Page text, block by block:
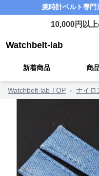
腕時計ベルト専門
10,000円以
Watchbelt-lab
新着商品 商
Watchbelt-lab TOP › ナイロ